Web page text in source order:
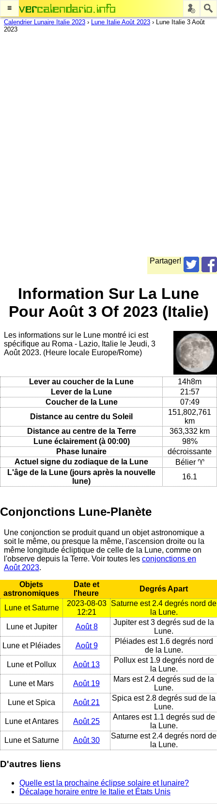
≡
Calendrier Lunaire Italie 2023 › Lune Italie Août 2023 › Lune Italie 3 Août
2023
Partager!
Information Sur La Lune
Pour Août 3 Of 2023 (Italie)
Les informations sur le Lune montré ici est
spécifique au Roma - Lazio, Italie le Jeudi, 3
Août 2023. (Heure locale Europe/Rome)
Lever au coucher de la Lune
14h8m
Lever de la Lune
21:57
Coucher de la Lune
07:49
Distance au centre du Soleil
151,802,761
km
Distance au centre de la Terre
363,332 km
Lune éclairement (à 00:00)
98%
Phase lunaire
décroissante
Actuel signe du zodiaque de la Lune
Bélier ♈
L'âge de la Lune (jours après la nouvelle
lune)
16.1
Conjonctions Lune-Planète
Une conjonction se produit quand un objet astronomique a
soit le même, ou presque la même, l'ascension droite ou la
même longitude écliptique de celle de la Lune, comme on
l'observe depuis la Terre. Voir toutes les conjonctions en
Août 2023.
Objets
astronomiques
Date et
l'heure
Degrés Apart
Lune et Saturne
2023-08-03
12:21
Saturne est 2.4 degrés nord de
la Lune.
Lune et Jupiter
Août 8
Jupiter est 3 degrés sud de la
Lune.
Lune et Pléiades
Août 9
Pléiades est 1.6 degrés nord
de la Lune.
Lune et Pollux
Août 13
Pollux est 1.9 degrés nord de
la Lune.
Lune et Mars
Août 19
Mars est 2.4 degrés sud de la
Lune.
Lune et Spica
Août 21
Spica est 2.8 degrés sud de la
Lune.
Lune et Antares
Août 25
Antares est 1.1 degrés sud de
la Lune.
Lune et Saturne
Août 30
Saturne est 2.4 degrés nord de
la Lune.
D'autres liens
Quelle est la prochaine éclipse solaire et lunaire?
Décalage horaire entre le Italie et États Unis